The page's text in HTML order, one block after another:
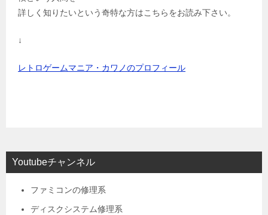
詳しく知りたいという奇特な方はこちらをお読み下さい。
↓
レトロゲームマニア・カワノのプロフィール
Youtubeチャンネル
ファミコンの修理系
ディスクシステム修理系